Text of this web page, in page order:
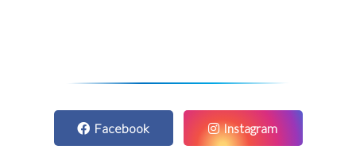
Facebook Instagram